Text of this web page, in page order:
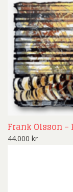
Frank Olsson
44.000 kr